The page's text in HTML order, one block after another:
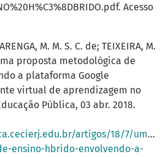
Acesso
M. M. S. C. de; TEIXEIRA, M.
proposta metodológica de
a plataforma Google
virtual de aprendizagem no
Pública, 03 abr. 2018.
artigos/18/7/uma-
ensino-hbrido-envolvendo-a-